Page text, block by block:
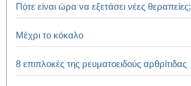
Πότε είναι ώρα να εξετάσει νέες θεραπείες;
Μέχρι το κόκαλο
8 επιπλοκές της ρευματοειδούς αρθρίτιδας